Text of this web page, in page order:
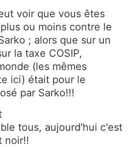
voir que vous êtes
ou moins contre le
; alors que sur un
la taxe COSIP,
(les mêmes
ici) était pour le
par Sarko!!!
tous, aujourd'hui c'est
noir!!